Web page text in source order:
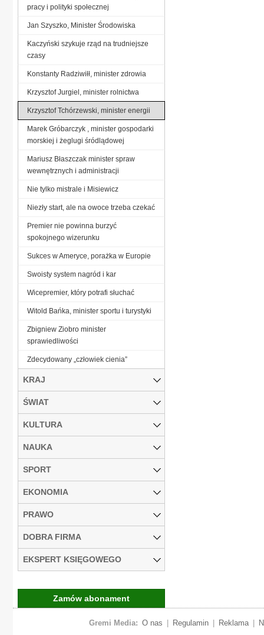
pracy i polityki społecznej
Jan Szyszko, Minister Środowiska
Kaczyński szykuje rząd na trudniejsze
czasy
Konstanty Radziwiłł, minister zdrowia
Krzysztof Jurgiel, minister rolnictwa
Krzysztof Tchórzewski, minister energii
Marek Gróbarczyk , minister gospodarki
morskiej i żeglugi śródlądowej
Mariusz Błaszczak minister spraw
wewnętrznych i administracji
Nie tylko mistrale i Misiewicz
Niezły start, ale na owoce trzeba czekać
Premier nie powinna burzyć
spokojnego wizerunku
Sukces w Ameryce, porażka w Europie
Swoisty system nagród i kar
Wicepremier, który potrafi słuchać
Witold Bańka, minister sportu i turystyki
Zbigniew Ziobro minister
sprawiedliwości
Zdecydowany „człowiek cienia”
KRAJ
ŚWIAT
KULTURA
NAUKA
SPORT
EKONOMIA
PRAWO
DOBRA FIRMA
EKSPERT KSIĘGOWEGO
Zamów abonament
Gremi Media: O nas Regulamin Reklama